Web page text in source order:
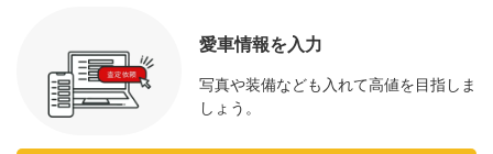
愛車情報を入力
写真や装備なども入れて高値を目指しま
しょう。